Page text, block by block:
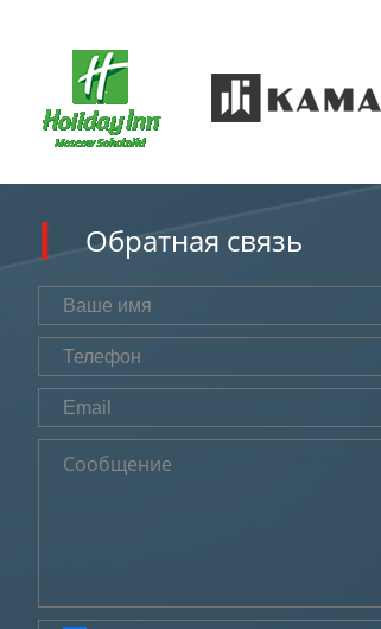
Обратная связь